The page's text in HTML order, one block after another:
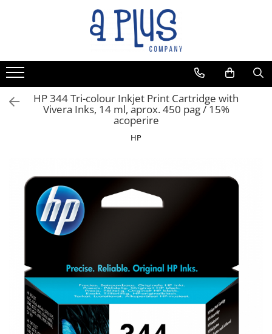
HP 344 Tri-colour Inkjet Print Cartridge with
Vivera Inks, 14 ml, aprox. 450 pag / 15%
acoperire
HP